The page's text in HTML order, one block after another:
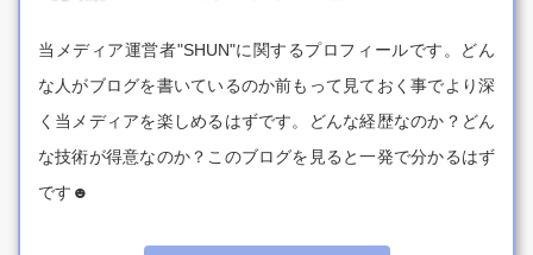
当メディア運営者"SHUN"に関するプロフィールです。どん
な人がブログを書いているのか前もって見ておく事でより深
く当メディアを楽しめるはずです。どんな経歴なのか？どん
な技術が得意なのか？このブログを見ると一発で分かるはず
です☻